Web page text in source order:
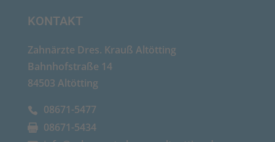
KONTAKT
Zahnärzte Dres. Krauß Altötting
Bahnhofstraße 14
84503 Altötting
08671-5477
08671-5434